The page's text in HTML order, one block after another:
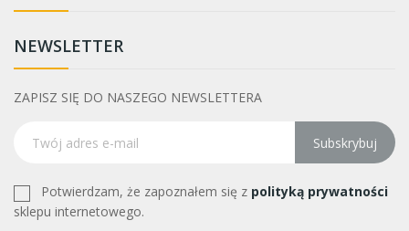
NEWSLETTER
ZAPISZ SIĘ DO NASZEGO NEWSLETTERA
Subskrybuj
Potwierdzam, że zapoznałem się z polityką prywatności
sklepu internetowego.